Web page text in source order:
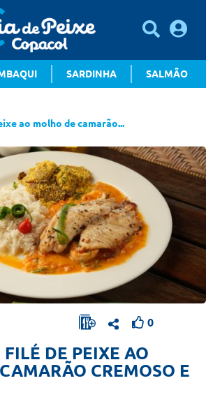
SARDINHA SALMÃO
ao molho de camarão...
0
FILÉ DE PEIXE AO
CREMOSO E